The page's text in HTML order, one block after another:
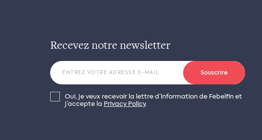
Recevez notre newsletter
Souscrire
Oui, je veux recevoir la lettre d’information de Febelfin et
j’accepte la Privacy Policy.